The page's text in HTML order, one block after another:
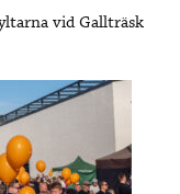
vid Gallträsk